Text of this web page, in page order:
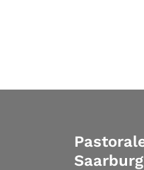
Saarburg